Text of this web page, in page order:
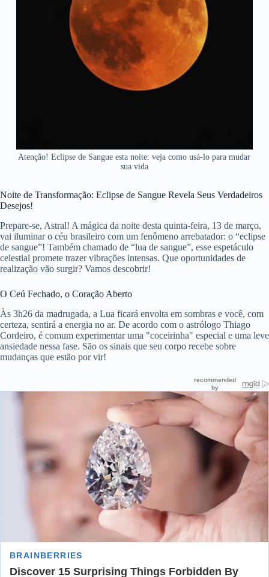
Atenção! Eclipse de Sangue esta noite: veja como usá-lo para mudar
sua vida
Noite de Transformação: Eclipse de Sangue Revela Seus Verdadeiros
Desejos!
Prepare-se, Astral! A mágica da noite desta quinta-feira, 13 de março,
vai iluminar o céu brasileiro com um fenômeno arrebatador: o “eclipse
de sangue”! Também chamado de “lua de sangue”, esse espetáculo
celestial promete trazer vibrações intensas. Que oportunidades de
realização vão surgir? Vamos descobrir!
O Ceú Fechado, o Coração Aberto
Às 3h26 da madrugada, a Lua ficará envolta em sombras e você, com
certeza, sentirá a energia no ar. De acordo com o astrólogo Thiago
Cordeiro, é comum experimentar uma "coceirinha" especial e uma leve
ansiedade nessa fase. São os sinais que seu corpo recebe sobre
mudanças que estão por vir!